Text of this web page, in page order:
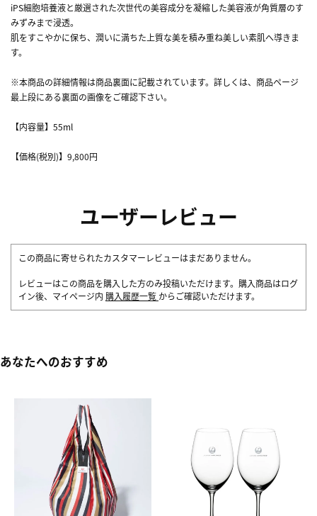
iPS細胞培養液と厳選された次世代の美容成分を凝縮した美容液が角質層のす
みずみまで浸透。
肌をすこやかに保ち、潤いに満ちた上質な美を積み重ね美しい素肌へ導きま
す。
※本商品の詳細情報は商品裏面に記載されています。詳しくは、商品ページ
最上段にある裏面の画像をご確認下さい。
【内容量】55ml
【価格(税別)】9,800円
ユーザーレビュー
この商品に寄せられたカスタマーレビューはまだありません。
レビューはこの商品を購入した方のみ投稿いただけます。購入商品はログ
イン後、マイページ内 購入履歴一覧 からご確認いただけます。
あなたへのおすすめ